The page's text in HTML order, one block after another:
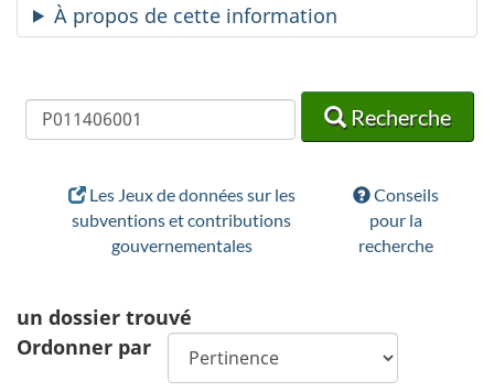
À propos de cette information
Recherche
Recherche
Recherche
Les Jeux de données sur les
subventions et contributions
gouvernementales
Conseils
pour la
recherche
un dossier trouvé
Ordonner par